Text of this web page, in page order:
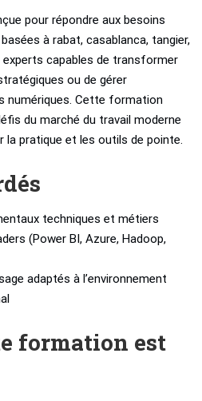
pour répondre aux besoins
à rabat, casablanca, tangier,
capables de transformer
ou de gérer
numériques. Cette formation
du marché du travail moderne
la pratique et les outils de pointe.
techniques et métiers
(Power BI, Azure, Hadoop,
adaptés à l’environnement
formation est